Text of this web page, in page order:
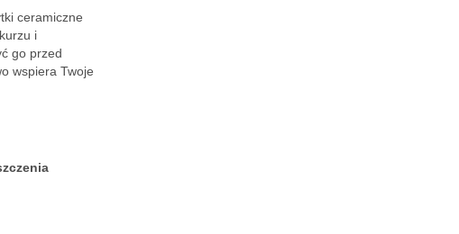
ceramiczne
i
go przed
wspiera Twoje